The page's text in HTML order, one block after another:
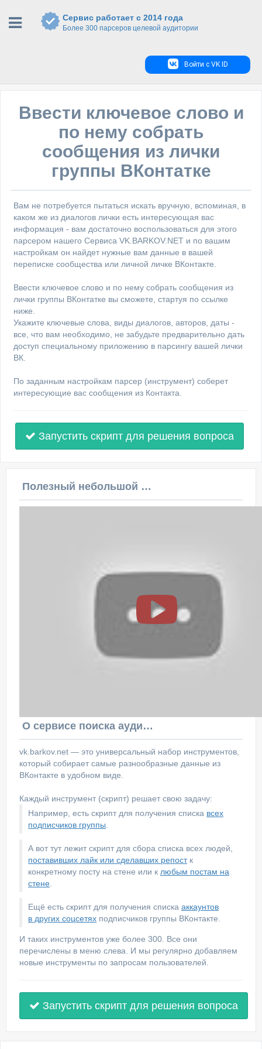
Сервис работает с 2014 года
Более 300 парсеров целевой аудитории
Войти с VK ID
Ввести ключевое слово и
по нему собрать
сообщения из лички
группы ВКонтатке
Вам не потребуется пытаться искать вручную, вспоминая, в
каком же из диалогов лички есть интересующая вас
информация - вам достаточно воспользоваться для этого
парсером нашего Сервиса VK.BARKOV.NET и по вашим
настройкам он найдет нужные вам данные в вашей
переписке сообщества или личной личке ВКонтакте.
Ввести ключевое слово и по нему собрать сообщения из
лички группы ВКонтатке вы сможете, стартуя по ссылке
ниже.
Укажите ключевые слова, виды диалогов, авторов, даты -
все, что вам необходимо, не забудьте предварительно дать
доступ специальному приложению в парсингу вашей лички
ВК.
По заданным настройкам парсер (инструмент) соберет
интересующие вас сообщения из Контакта.
Запустить скрипт для решения вопроса
Полезный небольшой видеоурок по этой теме
О сервисе поиска аудитории ВКонтакте
vk.barkov.net — это универсальный набор инструментов,
который собирает самые разнообразные данные из
ВКонтакте в удобном виде.
Каждый инструмент (скрипт) решает свою задачу:
Например, есть скрипт для получения списка всех
подписчиков группы
А вот тут лежит скрипт для сбора списка всех людей,
поставивших лайк или сделавших репостк
конкретному посту на стене или к любым постам на
стене
Ещё есть скрипт для получения списка аккаунтов
в других соцсетях подписчиков группы ВКонтакте.
И таких инструментов уже более 300. Все они
перечислены в меню слева. И мы регулярно добавляем
новые инструменты по запросам пользователей.
Запустить скрипт для решения вопроса